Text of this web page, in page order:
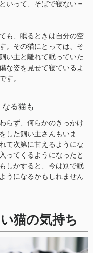
いって、そばで寝ない＝
も、眠るときは自分の空
。その猫にとっては、そ
い主と離れて眠っていた
な姿を見せて寝ているよ
す。
る猫も
らず、何らかのきっかけ
した飼い主さんもいま
て次第に甘えるようにな
ってくるようになったと
しかすると、今は別で眠
うになるかもしれません
猫の気持ち